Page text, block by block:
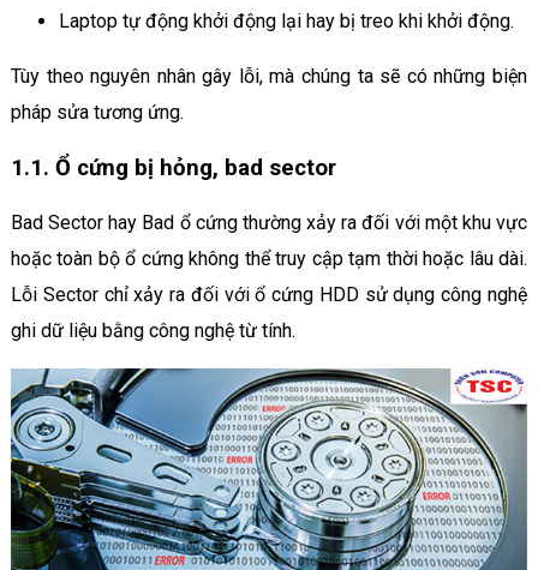
Laptop tự động khởi động lại hay bị treo khi khởi động.
Tùy theo nguyên nhân gây lỗi, mà chúng ta sẽ có những biện
pháp sửa tương ứng.
1.1. Ổ cứng bị hỏng, bad sector
Bad Sector hay Bad ổ cứng thường xảy ra đối với một khu vực
hoặc toàn bộ ổ cứng không thể truy cập tạm thời hoặc lâu dài.
Lỗi Sector chỉ xảy ra đối với ổ cứng HDD sử dụng công nghệ
ghi dữ liệu bằng công nghệ từ tính.